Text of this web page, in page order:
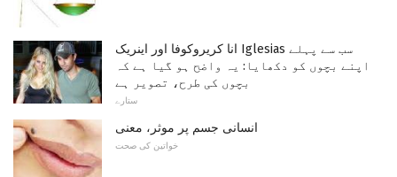
انا کریروکوفا اور اینریک Iglesias سب سے پہلے
اپنے بچوں کو دکھایا: یہ واضح ہو گیا ہے کہ
بچوں کی طرح، تصویر ہے
ستارے
انسانی جسم پر موثر، معنی
خواتین کی صحت